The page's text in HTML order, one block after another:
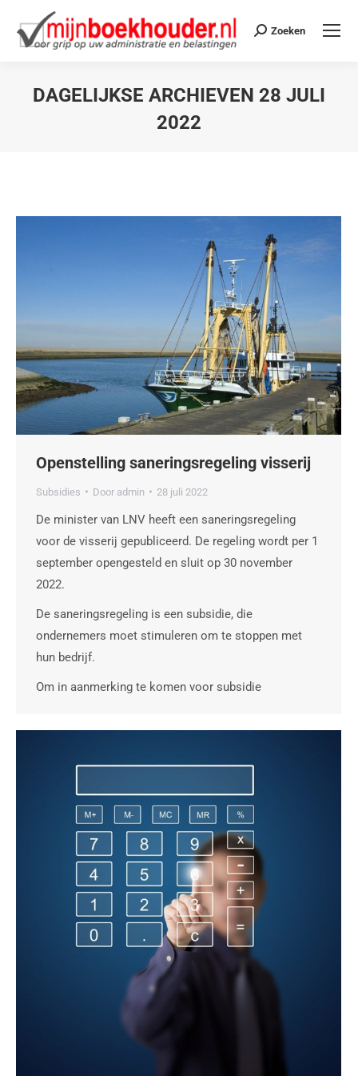
Zoeken
DAGELIJKSE ARCHIEVEN 28 JULI
2022
Openstelling saneringsregeling visserij
Subsidies Door admin 28 juli 2022
De minister van LNV heeft een saneringsregeling
voor de visserij gepubliceerd. De regeling wordt per 1
september opengesteld en sluit op 30 november
2022.
De saneringsregeling is een subsidie, die
ondernemers moet stimuleren om te stoppen met
hun bedrijf.
Om in aanmerking te komen voor subsidie